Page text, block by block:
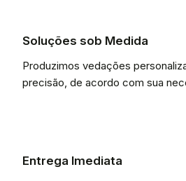
Soluções sob Medida
Produzimos vedações
precisão, de acordo com sua
Entrega Imediata